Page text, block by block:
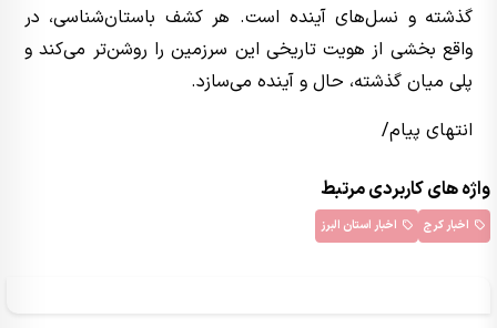
گذشته و نسل‌های آینده است. هر کشف باستان‌شناسی، در
واقع بخشی از هویت تاریخی این سرزمین را روشن‌تر می‌کند و
پلی میان گذشته، حال و آینده می‌سازد.
انتهای پیام/
واژه های کاربردی مرتبط
اخبار کرج اخبار استان البرز